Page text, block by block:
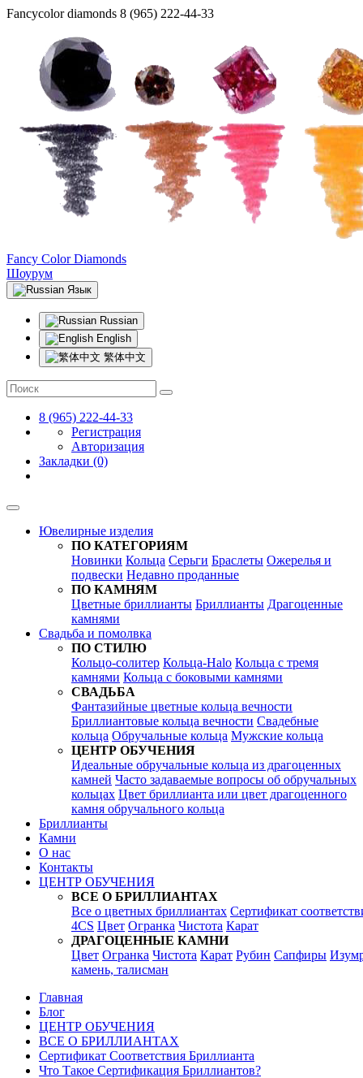
Fancycolor diamonds 8 (965) 222-44-33
Fancy Color Diamonds
Шоурум
Язык
Russian
English
繁体中文
8 (965) 222-44-33
Регистрация
Авторизация
Закладки (0)
Ювелирные изделия
ПО КАТЕГОРИЯМ
Новинки Кольца Серьги Браслеты Ожерелья и
подвески Недавно проданные
ПО КАМНЯМ
Цветные бриллианты Бриллианты Драгоценные
камнями
Свадьба и помолвка
ПО СТИЛЮ
Кольцо-солитер Кольца-Halo Кольца c тремя
камнями Кольца c боковыми камнями
СВАДЬБА
Фантазийные цветные кольца вечности
Бриллиантовые кольца вечности Свадебные
кольца Обручальные кольца Мужские кольца
ЦЕНТР ОБУЧЕНИЯ
Идеальные обручальные кольца из драгоценных
камней Часто задаваемые вопросы об обручальных
кольцах Цвет бриллианта или цвет драгоценного
камня обручального кольца
Бриллианты
Камни
О нас
Контакты
ЦЕНТР ОБУЧЕНИЯ
ВСЕ О БРИЛЛИАНТАХ
Все о цветных бриллиантах Сертификат
4CS Цвет Огранка Чистота Карат
ДРАГОЦЕННЫЕ КАМНИ
Цвет Огранка Чистота Карат Рубин Сапфиры
камень, талисман
Главная
Блог
ЦЕНТР ОБУЧЕНИЯ
ВСЕ О БРИЛЛИАНТАХ
Сертификат Соответствия Бриллианта
Что Такое Сертификация Бриллиантов?